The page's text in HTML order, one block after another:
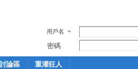
用戶名
密碼
論區 重灌狂人